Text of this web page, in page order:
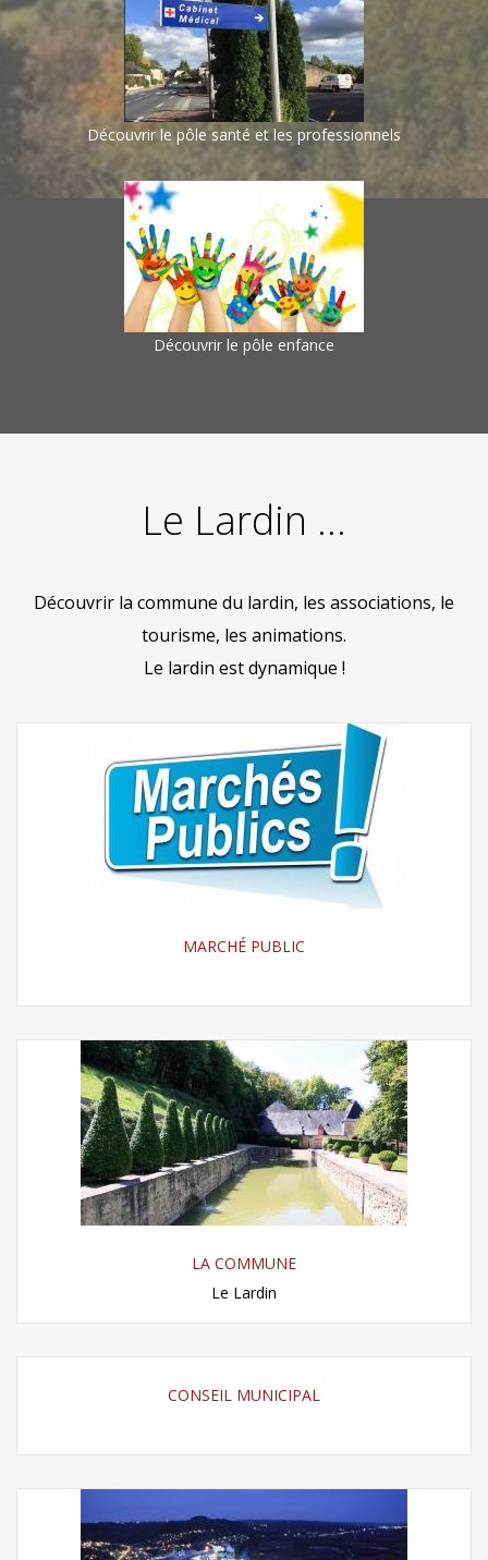
Découvrir le pôle santé et les professionnels
Découvrir le pôle enfance
Le Lardin ...
Découvrir la commune du lardin, les associations, le
tourisme, les animations.
Le lardin est dynamique !
MARCHÉ PUBLIC
LA COMMUNE
Le Lardin
CONSEIL MUNICIPAL